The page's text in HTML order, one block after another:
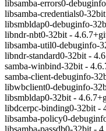
libsamba-errors0-
libsamba-credentials0-
libsmbldap0-debuginfo-
libndr-nbt0-32bit -
libsamba-util0-debuginfo-
libndr-standard0-32bit -
samba-winbind-32bit -
samba-client-debuginfo-
libwbclient0-debuginfo-
libsmbldap0-32bit -
libdcerpc-binding0-32bit -
libsamba-policy0-
libsamba-passdb0-32bit -